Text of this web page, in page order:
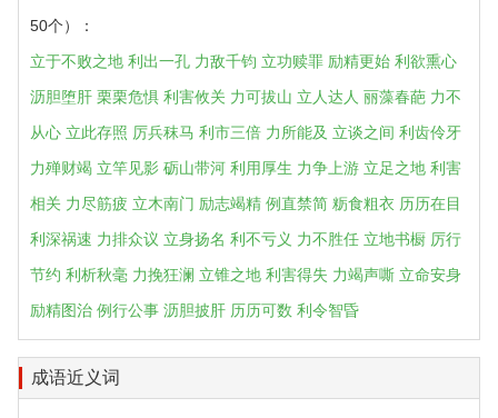
50个）：
立于不败之地 利出一孔 力敌千钧 立功赎罪 励精更始 利欲熏心
沥胆堕肝 栗栗危惧 利害攸关 力可拔山 立人达人 丽藻春葩 力不
从心 立此存照 厉兵秣马 利市三倍 力所能及 立谈之间 利齿伶牙
力殚财竭 立竿见影 砺山带河 利用厚生 力争上游 立足之地 利害
相关 力尽筋疲 立木南门 励志竭精 例直禁简 粝食粗衣 历历在目
利深祸速 力排众议 立身扬名 利不亏义 力不胜任 立地书橱 厉行
节约 利析秋毫 力挽狂澜 立锥之地 利害得失 力竭声嘶 立命安身
励精图治 例行公事 沥胆披肝 历历可数 利令智昏
成语近义词